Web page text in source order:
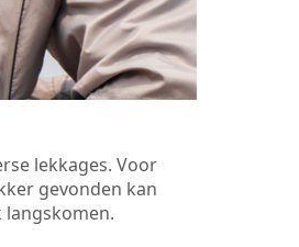
lekkages. Voor
gevonden kan